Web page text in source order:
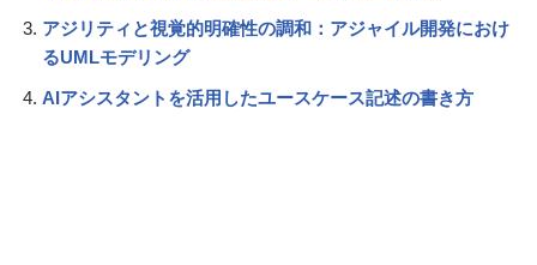
アジリティと視覚的明確性の調和：アジャイル開発におけ
るUMLモデリング
AIアシスタントを活用したユースケース記述の書き方